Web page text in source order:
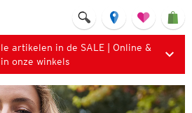
artikelen in de SALE | Online &
in onze winkels